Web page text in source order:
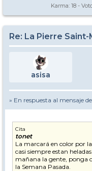
Karma: 18 -
Re: La Pierre
asisa
» En respuesta al mensaje de
Cita
tonet
La marcará en color por
casi siempre estan
mañana la gente, ponga
la Semana Pasada.